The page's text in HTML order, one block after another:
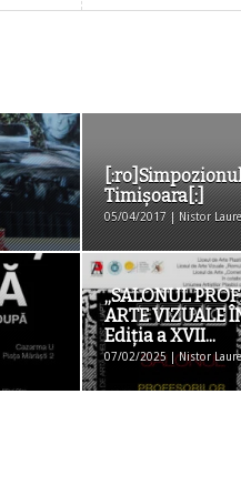
[:ro]Simpozionul
Timișoara[:]
05/04/2017 | Nistor
„SALONUL
ARTE VIZUALE
Ediția a XVII...
07/02/2025 | Nistor